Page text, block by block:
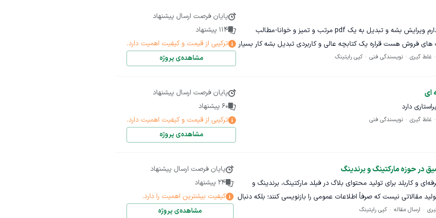
قالب‌بندی: تطبیق با استانداردهای ویرایشی (نقطه‌گذاری، گیومه،
صورت نیاز، ارائه راهکار برای جابه‌جایی پاراگراف‌ها یا بازنویسی
کامل به زبان فارسی معیار، دستور زبان و علائم نگارشی
بلند (حداقل یک نمونه کار مرتبط)
تغییرات
ی متن طولانی درست که دوست دارم ویرایش بشه و تبدیل به یک pdf مرتب و تمیز و خوانا-مطالب
فروش هست قراره یک کتابچه عالی و کاربردی تبدیل بشه کار بسیار
غلط گیری نویسندگی فنی کپی رایتینگ
پایان فرصت ارسال پیشنهاد
114 پیشنهاد
ترکیبی از قیمت و کیفیت اهمیت دارد.
مشاهده‌ی پروژه
غلط گیری نویسندگی فنی
پایان فرصت ارسال پیشنهاد
60 پیشنهاد
ترکیبی از قیمت و کیفیت اهمیت دارد.
مشاهده‌ی پروژه
حوزه مارکتینگ و برندینگ
و کاربلد برای تولید محتوای بلاگ در فیلد مارکتینگ، برندینگ و
مقالاتی نیست که صرفاً اطلاعات عمومی را بازنویسی کنند؛ بلکه دنبال
بپردازد، مبتنی بر داده و پژوهش باشد و برای مخاطب حرفه‌ای
ارسال مقاله کپی رایتینگ
پایان فرصت ارسال پیشنهاد
24 پیشنهاد
کیفیت بیشترین اهمیت را دارد.
مشاهده‌ی پروژه